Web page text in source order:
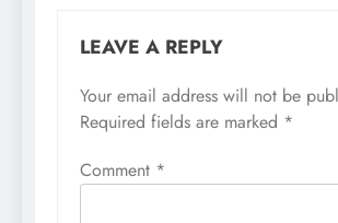
LEAVE A REPLY
Your email address will not be
Required fields are marked *
Comment *